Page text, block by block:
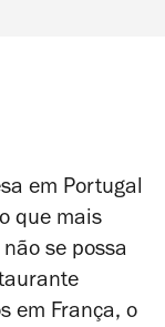
em Portugal
que mais
se possa
em França, o